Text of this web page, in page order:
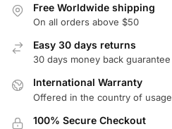
Free Worldwide shipping
On all orders above $50
Easy 30 days returns
30 days money back guarantee
International Warranty
Offered in the country of usage
100% Secure Checkout